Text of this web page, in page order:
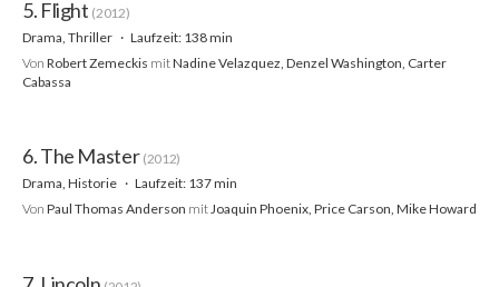
5. Flight (2012)
Drama, Thriller
Laufzeit: 138 min
Von Robert Zemeckis mitNadine Velazquez, Denzel Washington, Carter
Cabassa
6. The Master (2012)
Drama, Historie
Laufzeit: 137 min
Von Paul Thomas Anderson mitJoaquin Phoenix, Price Carson, Mike Howard